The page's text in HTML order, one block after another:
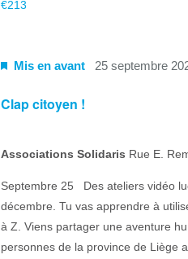
€213
Clap citoyen !
Mis en avant 25 septembre
Associations Solidaris Rue E.
Septembre 25 Des ateliers vidéo
décembre. Tu vas apprendre à
à Z. Viens partager une aventure
personnes de la province de Liège